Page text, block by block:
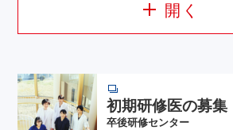
開く
初期研修医の募集
卒後研修センター